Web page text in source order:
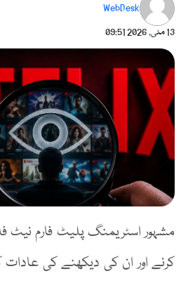
WebDesk
13 مئی, 2026
09:51
مشہور اسٹریمنگ پلیٹ فارم
کرنے اور ان کی دیکھنے کی عادات